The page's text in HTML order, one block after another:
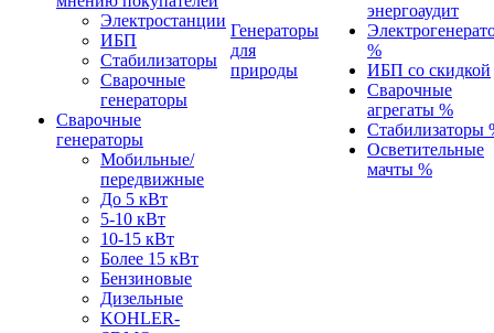
Электростанции
ИБП
Стабилизаторы
Сварочные
генераторы
Сварочные
генераторы
Мобильные/
передвижные
До 5 кВт
5-10 кВт
10-15 кВт
Более 15 кВт
Бензиновые
Дизельные
KOHLER-
Генераторы
для
природы
энергоаудит
%
ИБП со скидкой
Сварочные
агрегаты %
Стабилизаторы
Осветительные
мачты %